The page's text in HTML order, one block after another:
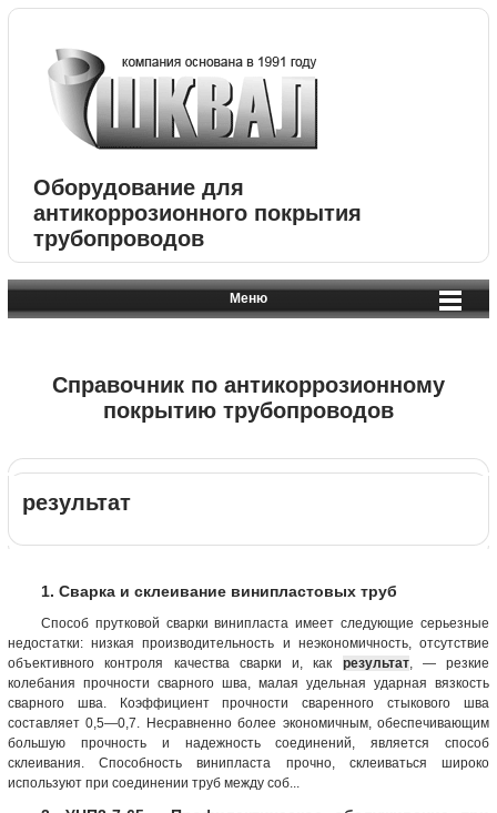
Оборудование для
антикоррозионного покрытия
трубопроводов
Меню
Справочник по антикоррозионному
покрытию трубопроводов
результат
1. Сварка и склеивание винипластовых труб
Способ прутковой сварки винипласта имеет следующие серьезные
недостатки: низкая производительность и неэкономичность, отсутствие
объективного контроля качества сварки и, как результат, — резкие
колебания прочности сварного шва, малая удельная ударная вязкость
сварного шва. Коэффициент прочности сваренного стыкового шва
составляет 0,5—0,7. Несравненно более экономичным, обеспечивающим
большую прочность и надежность соединений, является способ
склеивания. Способность винипласта прочно, склеиваться широко
используют при соединении труб между соб...